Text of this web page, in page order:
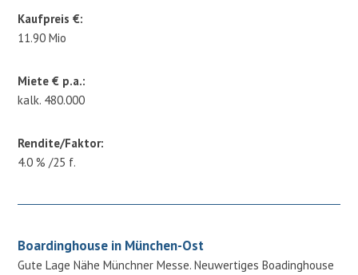
Kaufpreis €:
11.90 Mio
Miete € p.a.:
kalk. 480.000
Rendite/Faktor:
4.0 % /25 f.
Boardinghouse in München-Ost
Gute Lage Nähe Münchner Messe. Neuwertiges Boadinghouse